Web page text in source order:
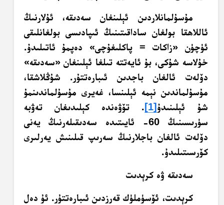
مۇسۇلمانلاردىن ئېلىنغان سەدىقە، ئۇلارنىڭ
ئاللاھقا بولغان ساداقىتىنىڭ ئىپادىسى بولغانلىقى
ئۈچۈن «زاكات = پاكلىغۇچى» دەپمۇ ئاتىلىدۇ.
خۇلاسە شۇكى، بۇ ئايەتتە تىلغا ئېلىنغان «سەدىقە»
دۆلەت ئالغان باجدىن ئىبارەتتۇر. شۇڭلاشقا،
مۇسۇلماندىن نېمە ئېلىنسا، غەيرى مۇسۇلماندىنمۇ
شۇ ئېلىنىدۇ [1]
. تۆۋەندە كېلىدىغان تەۋبە
سۈرىسىنىڭ 60- ئايىتىدە سەدىقىلەرنىڭ يەنى
دۆلەت ئالغان باجلارنىڭ سەرىپ قىلىنىش يەرلىرى
كۆرسىتىلىدۇ.
سەدىقە ۋە كرېدىت
كرېدىت، ئۆسۈملۈك قەرزدىن ئىبارەتتۇر. ئۇ دەل